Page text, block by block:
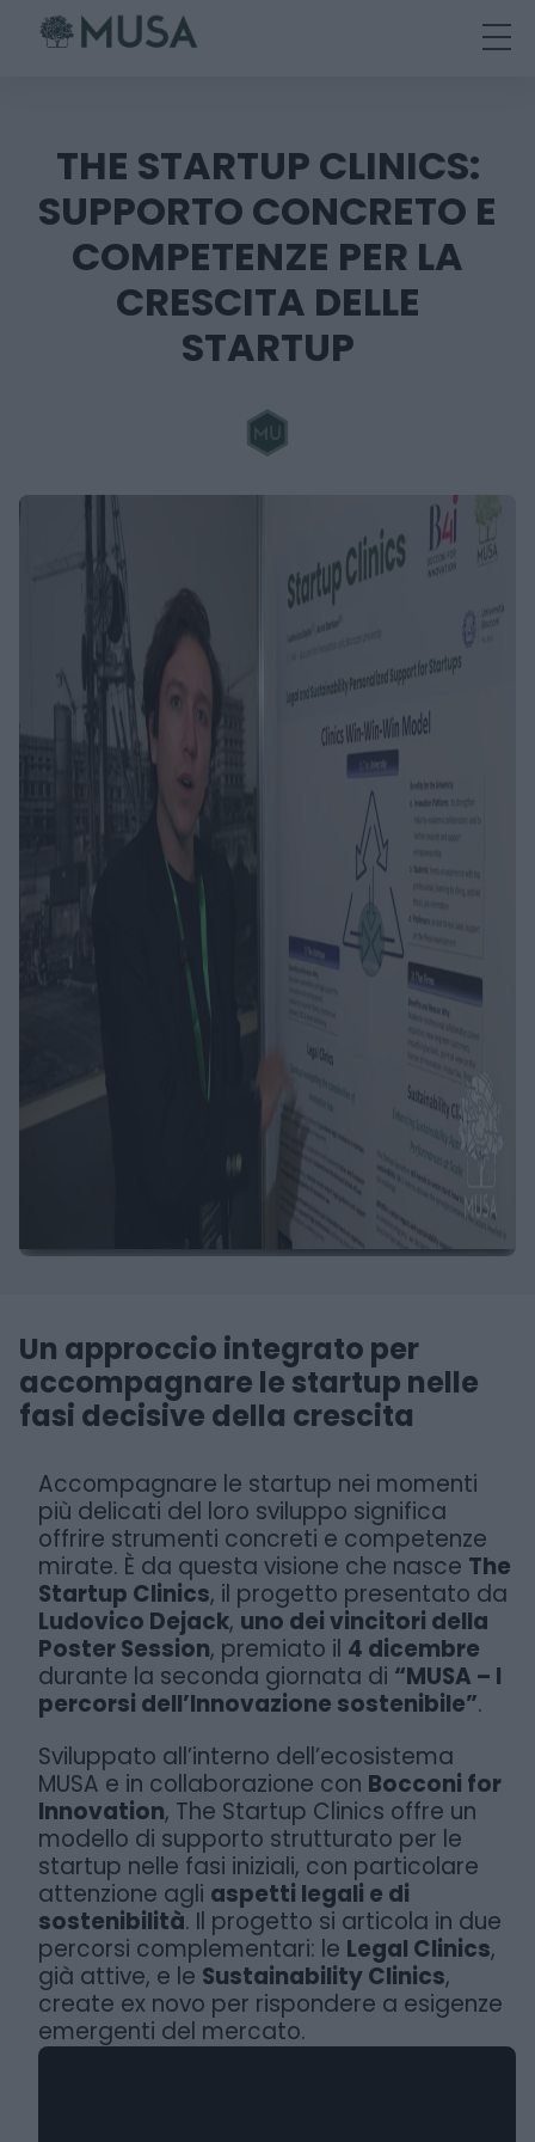
contentTHE STARTUP CLINICS:
SUPPORTO CONCRETO E
COMPETENZE PER LA
CRESCITA DELLE
STARTUP
Un approccio integrato per
accompagnare le startup nelle
fasi decisive della crescita
Accompagnare le startup nei momenti
più delicati del loro sviluppo significa
offrire strumenti concreti e competenze
mirate. È da questa visione che nasce The
Startup Clinics, il progetto presentato da
Ludovico Dejack, uno dei vincitori della
Poster Session, premiato il 4 dicembre
durante la seconda giornata di “MUSA – I
percorsi dell’Innovazione sostenibile”.
Sviluppato all’interno dell’ecosistema
MUSA e in collaborazione con Bocconi for
Innovation, The Startup Clinics offre un
modello di supporto strutturato per le
startup nelle fasi iniziali, con particolare
attenzione agli aspetti legali e di
sostenibilità. Il progetto si articola in due
percorsi complementari: le Legal Clinics,
già attive, e le Sustainability Clinics,
create ex novo per rispondere a esigenze
emergenti del mercato.